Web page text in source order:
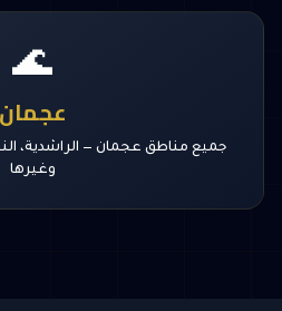
🌊
عجمان
جميع مناطق عجمان — الراشدية،
وغيرها